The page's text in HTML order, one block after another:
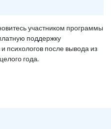
участником программы
поддержку
психологов после вывода из
года.